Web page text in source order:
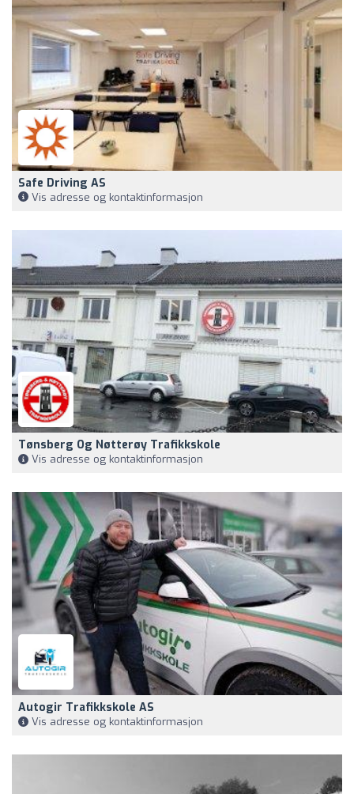
Safe Driving AS
Vis adresse og kontaktinformasjon
Tønsberg Og Nøtterøy Trafikkskole
Vis adresse og kontaktinformasjon
Autogir Trafikkskole AS
Vis adresse og kontaktinformasjon